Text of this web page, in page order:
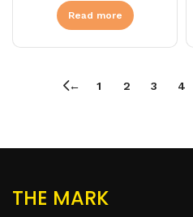
Read more
← 1 2 3 4
THE MARK